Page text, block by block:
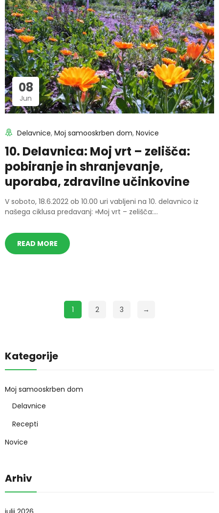
08
Jun
Delavnice, Moj samooskrben dom, Novice
10. Delavnica: Moj vrt – zelišča:
pobiranje in shranjevanje,
uporaba, zdravilne učinkovine
V soboto, 18.6.2022 ob 10.00 uri vabljeni na 10. delavnico iz
našega ciklusa predavanj: »Moj vrt – zelišča:...
READ MORE
1 2 3 →
Kategorije
Moj samooskrben dom
Delavnice
Recepti
Novice
Arhiv